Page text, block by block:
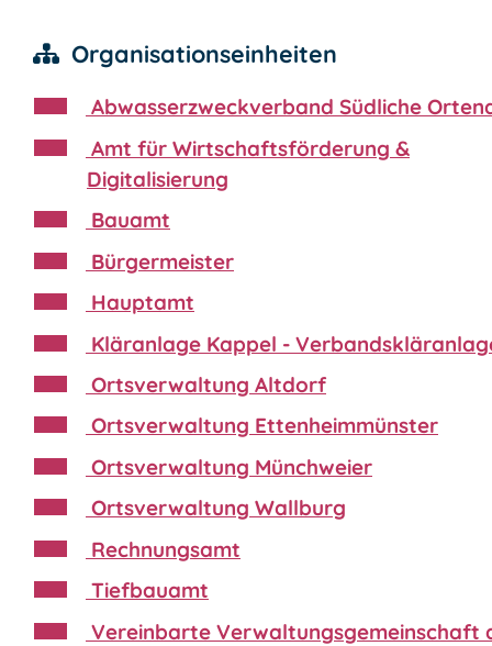
Organisationseinheiten
Abwasserzweckverband Südliche
Amt für Wirtschaftsförderung &
Digitalisierung
Bauamt
Bürgermeister
Hauptamt
Kläranlage Kappel -
Ortsverwaltung Altdorf
Ortsverwaltung Ettenheimmünster
Ortsverwaltung Münchweier
Ortsverwaltung Wallburg
Rechnungsamt
Tiefbauamt
Vereinbarte Verwaltungsgemeinschaft